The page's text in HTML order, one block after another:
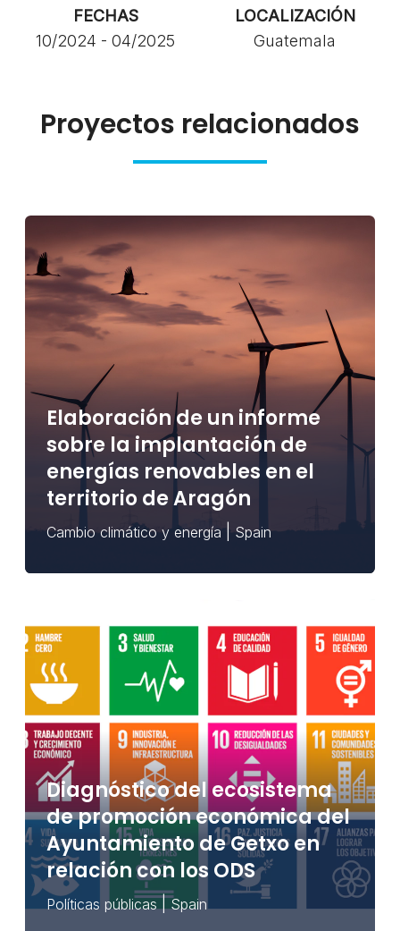
FECHAS
10/2024 - 04/2025
LOCALIZACIÓN
Guatemala
Proyectos relacionados
Elaboración de un informe
sobre la implantación de
energías renovables en el
territorio de Aragón
Cambio climático y energía|Spain
Diagnóstico del ecosistema
de promoción económica del
Ayuntamiento de Getxo en
relación con los ODS
Políticas públicas|Spain